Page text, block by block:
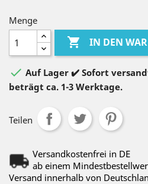
Menge
 IN DEN
 Auf Lager ✔️ Sofort
beträgt ca. 1-3 Werktage.
Teilen
Versandkostenfrei in DE
ab einem
Versand innerhalb von